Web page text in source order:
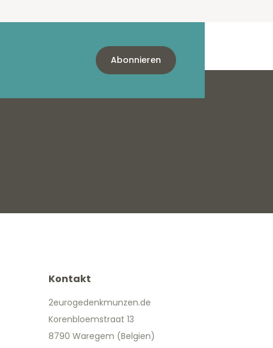
Abonnieren
Kontakt
2eurogedenkmunzen.de
Korenbloemstraat 13
8790 Waregem (Belgien)